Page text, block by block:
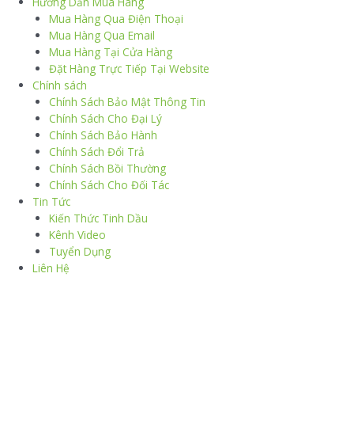
Mua Hàng Qua Điện Thoại
Mua Hàng Qua Email
Mua Hàng Tại Cửa Hàng
Đặt Hàng Trực Tiếp Tại Website
Chính sách
Chính Sách Bảo Mật Thông Tin
Chính Sách Cho Đại Lý
Chính Sách Bảo Hành
Chính Sách Đổi Trả
Chính Sách Bồi Thường
Chính Sách Cho Đối Tác
Tin Tức
Kiến Thức Tinh Dầu
Kênh Video
Tuyển Dụng
Liên Hệ